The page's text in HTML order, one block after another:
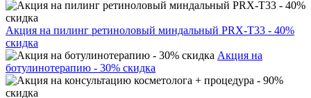
Акция на пилинг ретиноловый миндальный PRX-T33 - 40%
скидка
Акция на
ботулинотерапию - 30% скидка